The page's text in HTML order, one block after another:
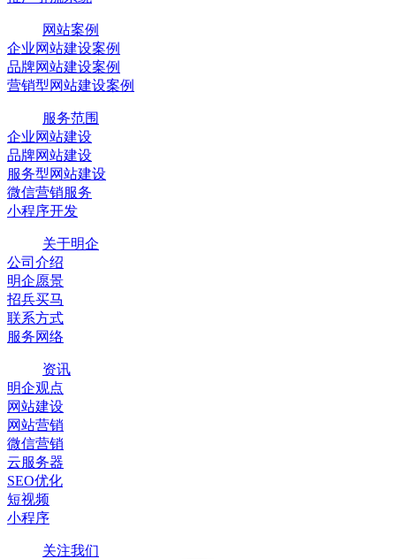
网站案例
企业网站建设案例
品牌网站建设案例
营销型网站建设案例
服务范围
企业网站建设
品牌网站建设
服务型网站建设
微信营销服务
小程序开发
关于明企
公司介绍
明企愿景
招兵买马
联系方式
服务网络
资讯
明企观点
网站建设
网站营销
微信营销
云服务器
SEO优化
短视频
小程序
关注我们